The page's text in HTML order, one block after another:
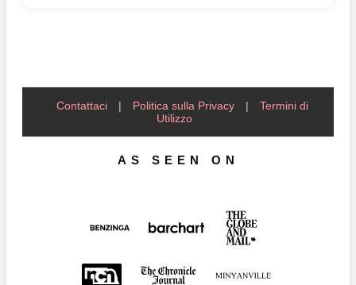
Contattaci | Politica sulla Privacy |
Termini di
Utilizzo
AS SEEN ON